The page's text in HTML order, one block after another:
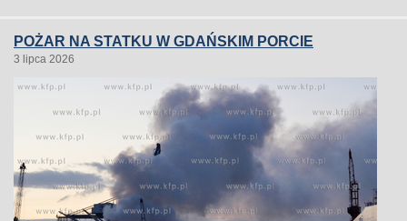
POŻAR NA STATKU W GDAŃSKIM PORCIE
3 lipca 2026